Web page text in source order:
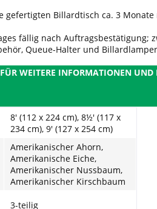
gefertigten Billardtisch ca. 3
fällig nach Auftragsbestätigung;
Queue-Halter und
WEITERE INFORMATIONEN
8' (112 x 224 cm), 8½' (117 x
234 cm), 9' (127 x 254 cm)
Amerikanischer Ahorn,
Amerikanische Eiche,
Amerikanischer Nussbaum,
Amerikanischer Kirschbaum
3-teilig